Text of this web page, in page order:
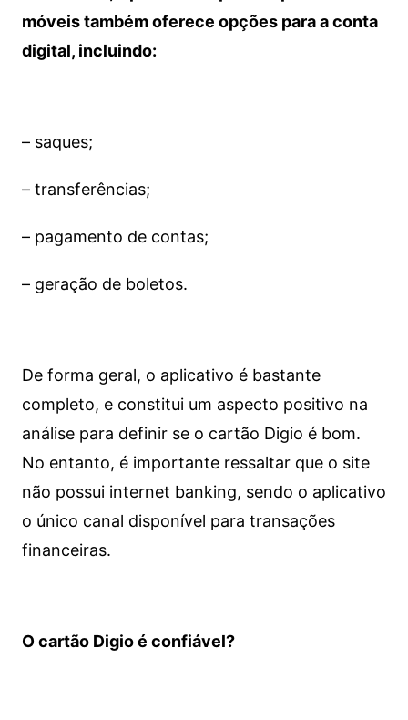
móveis também oferece opções para a conta
digital, incluindo:
– saques;
– transferências;
– pagamento de contas;
– geração de boletos.
De forma geral, o aplicativo é bastante
completo, e constitui um aspecto positivo na
análise para definir se o cartão Digio é bom.
No entanto, é importante ressaltar que o site
não possui internet banking, sendo o aplicativo
o único canal disponível para transações
financeiras.
O cartão Digio é confiável?